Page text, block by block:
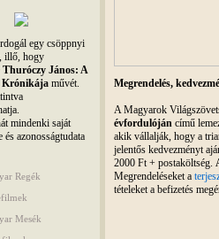
egy csöppnyi
illő, hogy
Thuróczy János: A
Krónikájaművét.
mindenki saját
és azonosságtudata
Regék
Mesék
Megrendelés,
A Magyarok
évfordulóján című
akik vállalják, hogy a
jelentős kedvezményt
2000 Ft + postaköltség.
Megrendeléseket a
tételeket a befizetés